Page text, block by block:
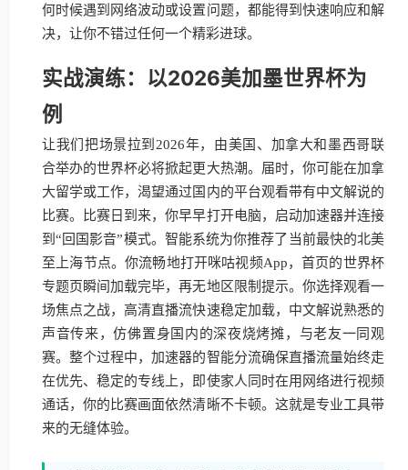
何时候遇到网络波动或设置问题，都能得到快速响应和解
决，让你不错过任何一个精彩进球。
实战演练：以2026美加墨世界杯为
例
让我们把场景拉到2026年，由美国、加拿大和墨西哥联
合举办的世界杯必将掀起更大热潮。届时，你可能在加拿
大留学或工作，渴望通过国内的平台观看带有中文解说的
比赛。比赛日到来，你早早打开电脑，启动加速器并连接
到“回国影音”模式。智能系统为你推荐了当前最快的北美
至上海节点。你流畅地打开咪咕视频App，首页的世界杯
专题页瞬间加载完毕，再无地区限制提示。你选择观看一
场焦点之战，高清直播流快速稳定加载，中文解说熟悉的
声音传来，仿佛置身国内的深夜烧烤摊，与老友一同观
赛。整个过程中，加速器的智能分流确保直播流量始终走
在优先、稳定的专线上，即使家人同时在用网络进行视频
通话，你的比赛画面依然清晰不卡顿。这就是专业工具带
来的无缝体验。